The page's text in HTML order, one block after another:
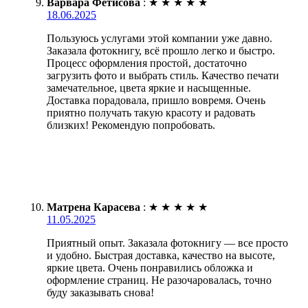
Варвара Фетисова : ★ ★ ★ ★ ★
18.06.2025
Пользуюсь услугами этой компании уже давно.
Заказала фотокнигу, всё прошло легко и быстро.
Процесс оформления простой, достаточно
загрузить фото и выбрать стиль. Качество печати
замечательное, цвета яркие и насыщенные.
Доставка порадовала, пришло вовремя. Очень
приятно получать такую красоту и радовать
близких! Рекомендую попробовать.
Матрена Карасева : ★ ★ ★ ★ ★
11.05.2025
Приятный опыт. Заказала фотокнигу — все просто
и удобно. Быстрая доставка, качество на высоте,
яркие цвета. Очень понравились обложка и
оформление страниц. Не разочаровалась, точно
буду заказывать снова!